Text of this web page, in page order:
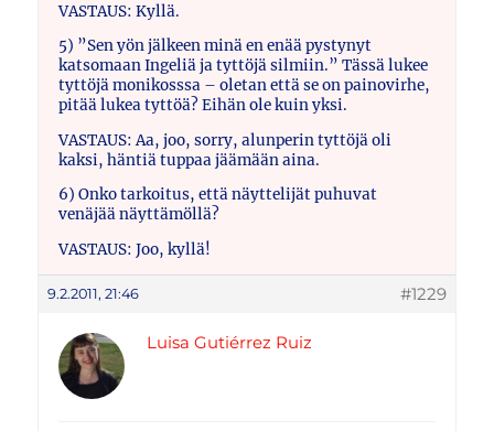
VASTAUS: Kyllä.
5) ”Sen yön jälkeen minä en enää pystynyt
katsomaan Ingeliä ja tyttöjä silmiin.” Tässä lukee
tyttöjä monikosssa – oletan että se on painovirhe,
pitää lukea tyttöä? Eihän ole kuin yksi.
VASTAUS: Aa, joo, sorry, alunperin tyttöjä oli
kaksi, häntiä tuppaa jäämään aina.
6) Onko tarkoitus, että näyttelijät puhuvat
venäjää näyttämöllä?
VASTAUS: Joo, kyllä!
9.2.2011, 21:46 #1229
Luisa Gutiérrez Ruiz